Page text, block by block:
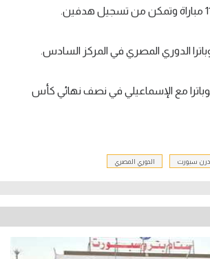
الدوري المصري في المركز السادس.
مع الإسماعيلي في نصف نهائي كأس
سبورت الدوري المصري